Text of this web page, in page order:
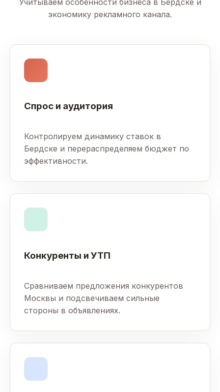
экономику рекламного канала.
Спрос и аудитория
Контролируем динамику ставок в
Бердске и перераспределяем бюджет по
эффективности.
Конкуренты и УТП
Сравниваем предложения конкурентов
Москвы и подсвечиваем сильные
стороны в объявлениях.